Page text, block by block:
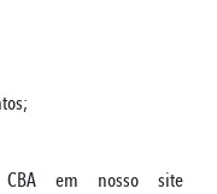
em nosso site